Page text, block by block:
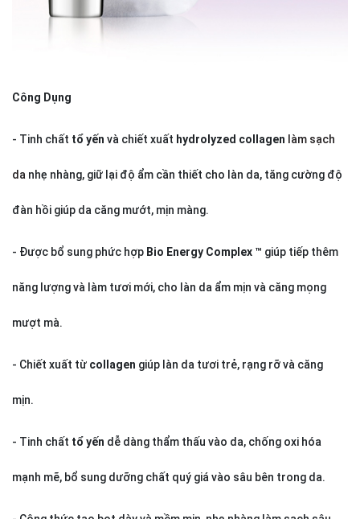
Công Dụng
- Tinh chất tổ yến và chiết xuất hydrolyzed collagen làm sạch
da nhẹ nhàng, giữ lại độ ẩm cần thiết cho làn da, tăng cường độ
đàn hồi giúp da căng mướt, mịn màng.
- Được bổ sung phức hợp Bio Energy Complex ™ giúp tiếp thêm
năng lượng và làm tươi mới, cho làn da ẩm mịn và căng mọng
mượt mà.
- Chiết xuất từ collagen giúp làn da tươi trẻ, rạng rỡ và căng
mịn.
- Tinh chất tổ yến dễ dàng thẩm thấu vào da, chống oxi hóa
mạnh mẽ, bổ sung dưỡng chất quý giá vào sâu bên trong da.